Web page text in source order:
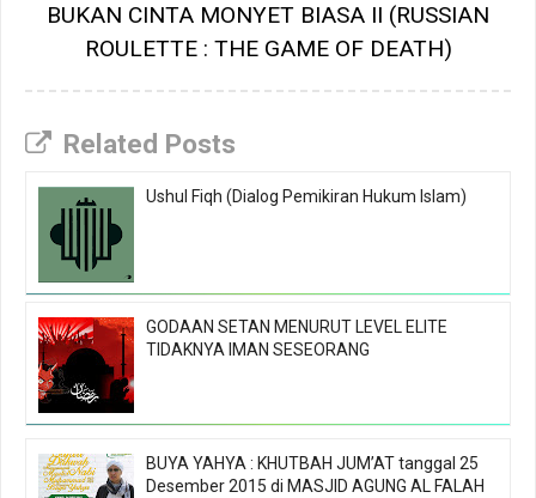
BUKAN CINTA MONYET BIASA II (RUSSIAN
ROULETTE : THE GAME OF DEATH)
Related Posts
Ushul Fiqh (Dialog Pemikiran Hukum Islam)
GODAAN SETAN MENURUT LEVEL ELITE
TIDAKNYA IMAN SESEORANG
BUYA YAHYA : KHUTBAH JUM’AT tanggal 25
Desember 2015 di MASJID AGUNG AL FALAH